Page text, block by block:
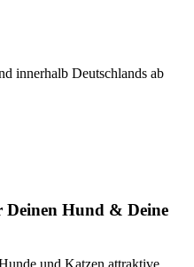
innerhalb Deutschlands ab
Deinen Hund & Deine